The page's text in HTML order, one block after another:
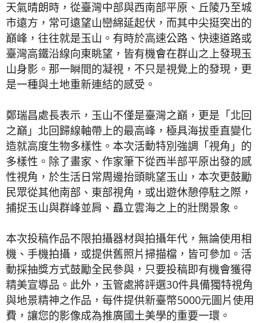
天氣晴朗時，從臺灣中部與西南部平原、丘陵乃至城
市遠方，常可遠望山巒綿延起伏，而其中尖挺突出的
巔峰，往往就是玉山。有時於高速公路、快速道路或
臺灣高鐵沿線向東眺望，皆有機會在群山之上發現玉
山身影。那一瞬間的凝視，不只是視覺上的發現，更
是一種與土地重新連結的感受。
鄭瑞昌處長表示，玉山不僅是臺灣之巔，更是「北回
之巔」北回歸線軸帶上的最高峰，極具海拔垂直變化
造就高度生物多樣性。本次活動特別強調「視角」的
多樣性。除了畫家、作家筆下從西半部平原出發的感
性視角，於生活日常周邊抬頭眺望玉山，本次更鼓勵
民眾從其他南部、東部視角，或出遊休憩停駐之際，
捕捉玉山與群峰並肩、矗立雲海之上的壯闊景象。
本次投稿作品不限拍攝器材與拍攝年代，無論使用相
機、手機拍攝，或提供舊照片掃描檔，皆可參加。活
動採抽獎方式鼓勵全民參與，只要投稿即有機會獲得
精美宣導品。此外，玉管處將評選30件具備獨特視角
與地景精神之作品，每件提供新臺幣5000元圖片使用
費，讓您的影像成為推廣國土美學的重要一環。